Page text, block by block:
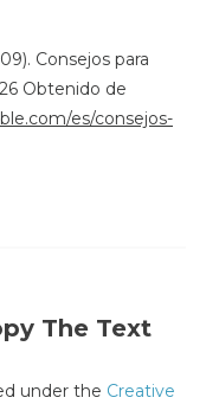
Consejos para
Obtenido de
es/consejos-
The Text
under the Creative